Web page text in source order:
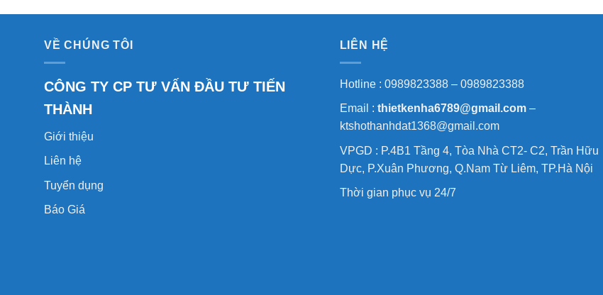
VỀ CHÚNG TÔI
CÔNG TY CP TƯ VẤN ĐẦU TƯ TIẾN
THÀNH
Giới thiệu
Liên hệ
Tuyển dụng
Báo Giá
LIÊN HỆ
Hotline : 0989823388 – 0989823388
Email : thietkenha6789@gmail.com–
ktshothanhdat1368@gmail.com
VPGD : P.4B1 Tầng 4, Tòa Nhà CT2- C2, Trần Hữu
Dực, P.Xuân Phương, Q.Nam Từ Liêm, TP.Hà Nội
Thời gian phục vụ 24/7